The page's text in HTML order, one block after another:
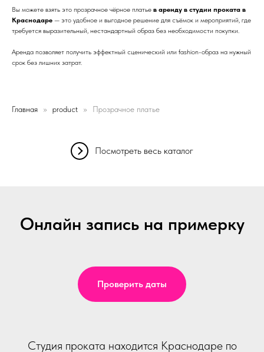
Вы можете взять это прозрачное чёрное платье в аренду в студии проката в
Краснодаре — это удобное и выгодное решение для съёмок и мероприятий, где
требуется выразительный, нестандартный образ без необходимости покупки.
Аренда позволяет получить эффектный сценический или fashion-образ на нужный
срок без лишних затрат.
Главная product Прозрачное платье
Посмотреть весь каталог
Онлайн запись на примерку
Проверить даты
Студия проката находится Краснодаре по